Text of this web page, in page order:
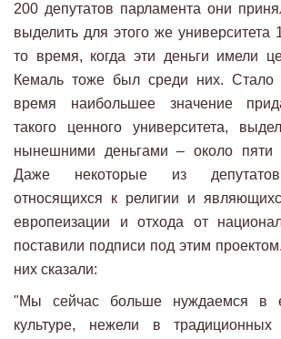
200 депутатов парламента они
выделить для этого же университета
то время, когда эти деньги имели
Кемаль тоже был среди них.
время наибольшее значение
такого ценного университета,
нынешними деньгами – около пяти
Даже некоторые из
относящихся к религии и
европеизации и отхода от
поставили подписи под этим
них сказали:
"Мы сейчас больше нуждаемся в
культуре, нежели в